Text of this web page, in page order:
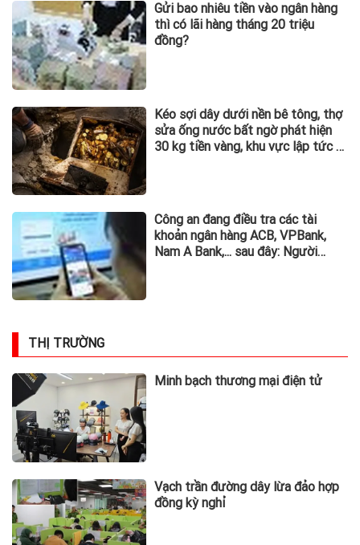
Gửi bao nhiêu tiền vào ngân hàng
thì có lãi hàng tháng 20 triệu
đồng?
Kéo sợi dây dưới nền bê tông, thợ
sửa ống nước bất ngờ phát hiện
30 kg tiền vàng, khu vực lập tức bị
Công an đang điều tra các tài
khoản ngân hàng ACB, VPBank,
Nam A Bank,... sau đây: Người
THỊ TRƯỜNG
Minh bạch thương mại điện tử
Vạch trần đường dây lừa đảo hợp
đồng kỳ nghỉ